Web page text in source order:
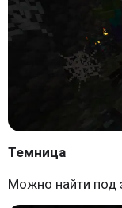
Темница
Можно найти под